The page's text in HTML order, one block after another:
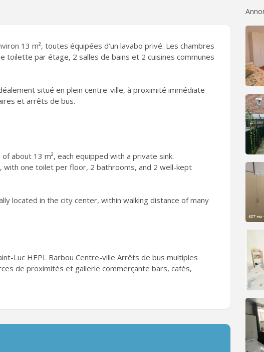
13 m², toutes équipées d’un lavabo privé. Les chambres
toilette par étage, 2 salles de bains et 2 cuisines communes
situé en plein centre-ville, à proximité immédiate
et arrêts de bus.
about 13 m², each equipped with a private sink.
one toilet per floor, 2 bathrooms, and 2 well-kept
located in the city center, within walking distance of many
Luc HEPL Barbou Centre-ville Arrêts de bus multiples
de proximités et gallerie commerçante bars, cafés,